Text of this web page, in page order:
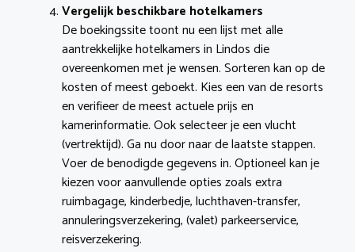
Vergelijk beschikbare hotelkamers
De boekingssite toont nu een lijst met alle
aantrekkelijke hotelkamers in Lindos die
overeenkomen met je wensen. Sorteren kan op de
kosten of meest geboekt. Kies een van de resorts
en verifieer de meest actuele prijs en
kamerinformatie. Ook selecteer je een vlucht
(vertrektijd). Ga nu door naar de laatste stappen.
Voer de benodigde gegevens in. Optioneel kan je
kiezen voor aanvullende opties zoals extra
ruimbagage, kinderbedje, luchthaven-transfer,
annuleringsverzekering, (valet) parkeerservice,
reisverzekering.